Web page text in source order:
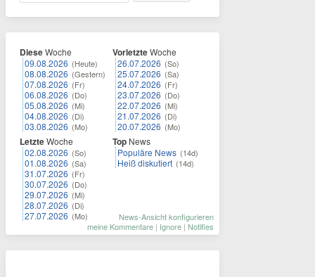
DieseWoche
09.08.2026 (Heute)
08.08.2026 (Gestern)
07.08.2026 (Fr)
06.08.2026 (Do)
05.08.2026 (Mi)
04.08.2026 (Di)
03.08.2026 (Mo)
LetzteWoche
02.08.2026 (So)
01.08.2026 (Sa)
31.07.2026 (Fr)
30.07.2026 (Do)
29.07.2026 (Mi)
28.07.2026 (Di)
27.07.2026 (Mo)
VorletzteWoche
26.07.2026 (So)
25.07.2026 (Sa)
24.07.2026 (Fr)
23.07.2026 (Do)
22.07.2026 (Mi)
21.07.2026 (Di)
20.07.2026 (Mo)
Top News
Populäre News (14d)
Heiß diskutiert (14d)
News-Ansicht konfigurieren
meine Kommentare | Ignore | Notifies